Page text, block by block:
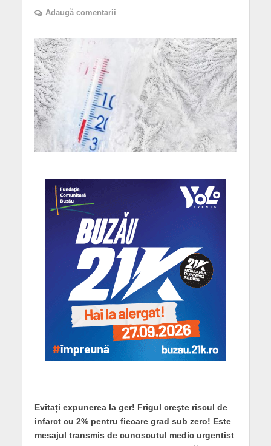
Adaugă comentarii
Evitați expunerea la ger! Frigul creşte riscul de
infarct cu 2% pentru fiecare grad sub zero! Este
mesajul transmis de cunoscutul medic urgentist